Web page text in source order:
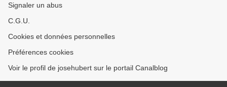
Signaler un abus
C.G.U.
Cookies et données personnelles
Préférences cookies
Voir le profil de josehubert sur le portail Canalblog